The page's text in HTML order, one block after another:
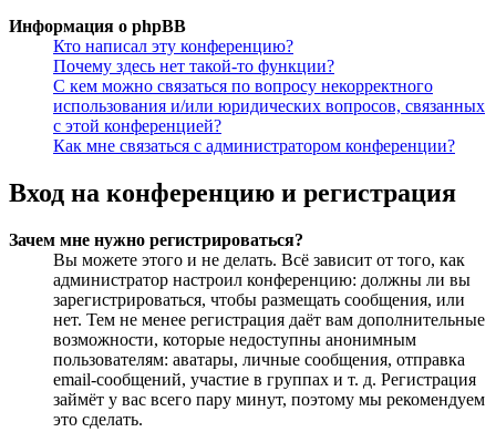
Информация о phpBB
Кто написал эту конференцию?
Почему здесь нет такой-то функции?
С кем можно связаться по вопросу некорректного
использования и/или юридических вопросов, связанных
с этой конференцией?
Как мне связаться с администратором конференции?
Вход на конференцию и регистрация
Зачем мне нужно регистрироваться?
Вы можете этого и не делать. Всё зависит от того, как
администратор настроил конференцию: должны ли вы
зарегистрироваться, чтобы размещать сообщения, или
нет. Тем не менее регистрация даёт вам дополнительные
возможности, которые недоступны анонимным
пользователям: аватары, личные сообщения, отправка
email-сообщений, участие в группах и т. д. Регистрация
займёт у вас всего пару минут, поэтому мы рекомендуем
это сделать.